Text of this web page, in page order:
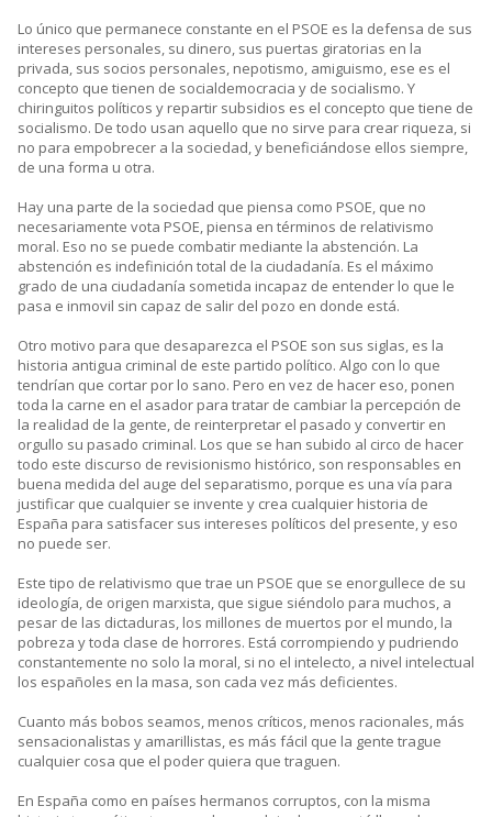
Lo único que permanece constante en el PSOE es la defensa de sus
intereses personales, su dinero, sus puertas giratorias en la
privada, sus socios personales, nepotismo, amiguismo, ese es el
concepto que tienen de socialdemocracia y de socialismo. Y
chiringuitos políticos y repartir subsidios es el concepto que tiene de
socialismo. De todo usan aquello que no sirve para crear riqueza, si
no para empobrecer a la sociedad, y beneficiándose ellos siempre,
de una forma u otra.
Hay una parte de la sociedad que piensa como PSOE, que no
necesariamente vota PSOE, piensa en términos de relativismo
moral. Eso no se puede combatir mediante la abstención. La
abstención es indefinición total de la ciudadanía. Es el máximo
grado de una ciudadanía sometida incapaz de entender lo que le
pasa e inmovil sin capaz de salir del pozo en donde está.
Otro motivo para que desaparezca el PSOE son sus siglas, es la
historia antigua criminal de este partido político. Algo con lo que
tendrían que cortar por lo sano. Pero en vez de hacer eso, ponen
toda la carne en el asador para tratar de cambiar la percepción de
la realidad de la gente, de reinterpretar el pasado y convertir en
orgullo su pasado criminal. Los que se han subido al circo de hacer
todo este discurso de revisionismo histórico, son responsables en
buena medida del auge del separatismo, porque es una vía para
justificar que cualquier se invente y crea cualquier historia de
España para satisfacer sus intereses políticos del presente, y eso
no puede ser.
Este tipo de relativismo que trae un PSOE que se enorgullece de su
ideología, de origen marxista, que sigue siéndolo para muchos, a
pesar de las dictaduras, los millones de muertos por el mundo, la
pobreza y toda clase de horrores. Está corrompiendo y pudriendo
constantemente no solo la moral, si no el intelecto, a nivel intelectual
los españoles en la masa, son cada vez más deficientes.
Cuanto más bobos seamos, menos críticos, menos racionales, más
sensacionalistas y amarillistas, es más fácil que la gente trague
cualquier cosa que el poder quiera que traguen.
En España como en países hermanos corruptos, con la misma